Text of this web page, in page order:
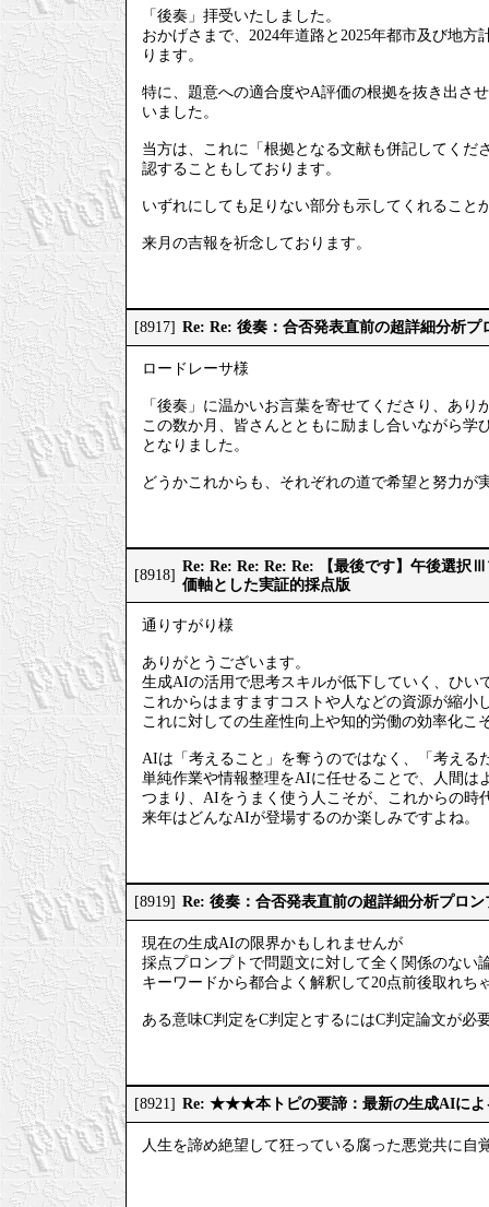
「後奏」拝受いたしました。
おかげさまで、2024年道路と2025年都市及び地
ります。
特に、題意への適合度やA評価の根拠を抜き出さ
いました。
当方は、これに「根拠となる文献も併記してく
認することもしております。
いずれにしても足りない部分も示してくれるこ
来月の吉報を祈念しております。
[8917] Re: Re: 後奏：合否発表直前の超詳細分析
ロードレーサ様
「後奏」に温かいお言葉を寄せてくださり、あり
この数か月、皆さんとともに励まし合いながら
となりました。
どうかこれからも、それぞれの道で希望と努力が
[8918]
Re: Re: Re: Re: Re: 【最後です】午後選択
価軸とした実証的採点版
通りすがり様
ありがとうございます。
生成AIの活用で思考スキルが低下していく、ひい
これからはますますコストや人などの資源が縮小
これに対しての生産性向上や知的労働の効率化こ
AIは「考えること」を奪うのではなく、「考える
単純作業や情報整理をAIに任せることで、人間は
つまり、AIをうまく使う人こそが、これからの時
来年はどんなAIが登場するのか楽しみですよね。
[8919] Re: 後奏：合否発表直前の超詳細分析プロ
現在の生成AIの限界かもしれませんが
採点プロンプトで問題文に対して全く関係のない
キーワードから都合よく解釈して20点前後取れち
ある意味C判定をC判定とするにはC判定論文が必
[8921] Re: ★★★本トピの要諦：最新の生成AIによ
人生を諦め絶望して狂っている腐った悪党共に自